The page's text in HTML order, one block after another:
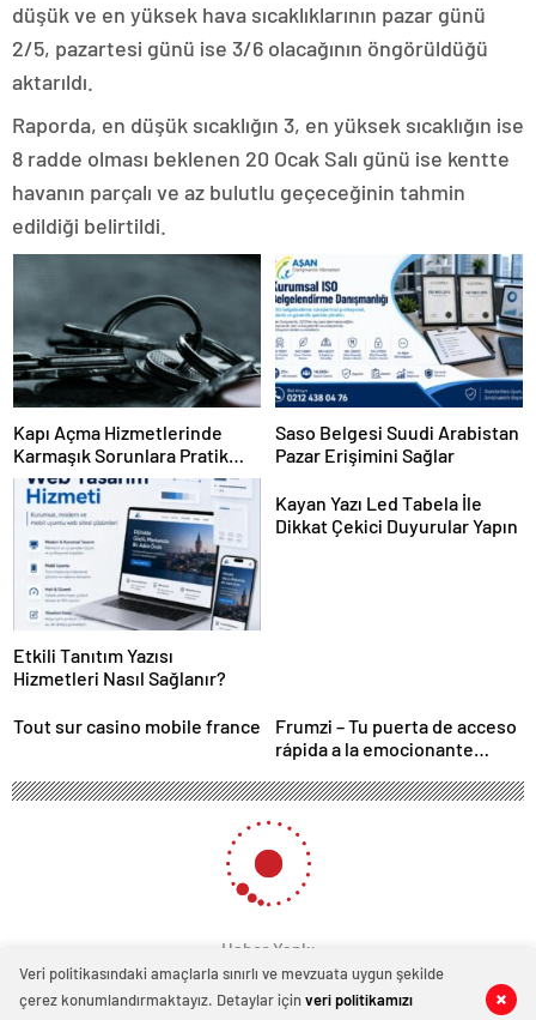
0 0
düşük ve en yüksek hava sıcaklıklarının pazar günü
2/5, pazartesi günü ise 3/6 olacağının öngörüldüğü
aktarıldı.
Raporda, en düşük sıcaklığın 3, en yüksek sıcaklığın ise
8 radde olması beklenen 20 Ocak Salı günü ise kentte
havanın parçalı ve az bulutlu geçeceğinin tahmin
edildiği belirtildi.
Kapı Açma Hizmetlerinde
Karmaşık Sorunlara Pratik
Çözümler
Saso Belgesi Suudi Arabistan
Pazar Erişimini Sağlar
Etkili Tanıtım Yazısı
Hizmetleri Nasıl Sağlanır?
Kayan Yazı Led Tabela İle
Dikkat Çekici Duyurular Yapın
Tout sur casino mobile france
Frumzi – Tu puerta de acceso
rápida a la emocionante
Haber Yankı
Veri politikasındaki amaçlarla sınırlı ve mevzuata uygun şekilde
çerez konumlandırmaktayız. Detaylar içinveri politikamızı